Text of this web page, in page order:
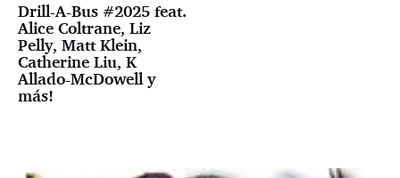
Drill-A-Bus #2025 feat.
Alice Coltrane, Liz
Pelly, Matt Klein,
Catherine Liu, K
Allado-McDowell y
más!